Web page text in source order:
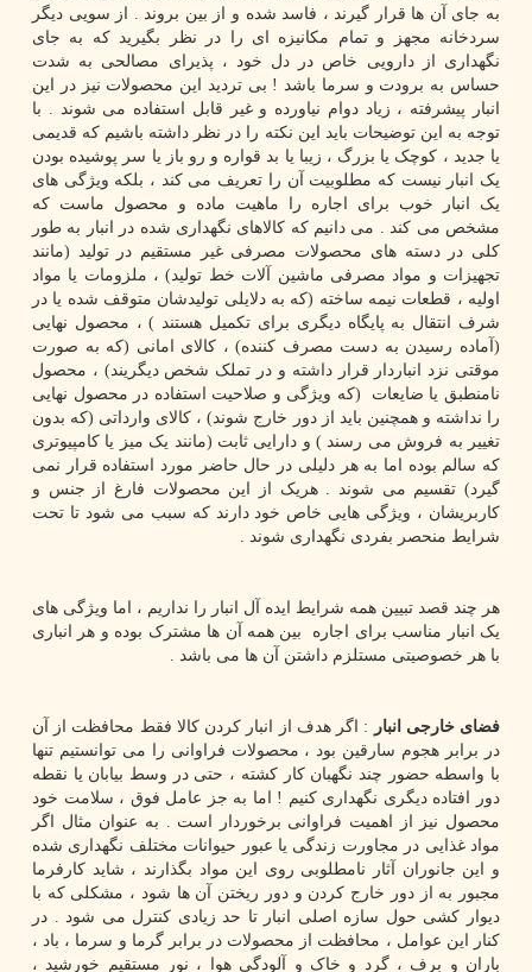
به جای آن ها قرار گیرند ، فاسد شده و از بین بروند . از سویی دیگر
سردخانه مجهز و تمام مکانیزه ای را در نظر بگیرید که به جای
نگهداری از دارویی خاص در دل خود ، پذیرای مصالحی به شدت
حساس به برودت و سرما باشد ! بی تردید این محصولات نیز در این
انبار پیشرفته ، زیاد دوام نیاورده و غیر قابل استفاده می شوند . با
توجه به این توضیحات باید این نکته را در نظر داشته باشیم که قدیمی
یا جدید ، کوچک یا بزرگ ، زیبا یا بد قواره و رو باز یا سر پوشیده بودن
یک انبار نیست که مطلوبیت آن را تعریف می کند ، بلکه ویژگی های
یک انبار خوب برای اجاره را ماهیت ماده و محصول ماست که
مشخص می کند . می دانیم که کالاهای نگهداری شده در انبار به طور
کلی در دسته های محصولات مصرفی غیر مستقیم در تولید (مانند
تجهیزات و مواد مصرفی ماشین آلات خط تولید) ، ملزومات یا مواد
اولیه ، قطعات نیمه ساخته (که به دلایلی تولیدشان متوقف شده یا در
شرف انتقال به پایگاه دیگری برای تکمیل هستند ) ، محصول نهایی
(آماده رسیدن به دست مصرف کننده) ، کالای امانی (که به صورت
موقتی نزد انباردار قرار داشته و در تملک شخص دیگریند) ، محصول
نامنطبق یا ضایعات (که ویژگی و صلاحیت استفاده در محصول نهایی
را نداشته و همچنین باید از دور خارج شوند) ، کالای وارداتی (که بدون
تغییر به فروش می رسند ) و دارایی ثابت (مانند یک میز یا کامپیوتری
که سالم بوده اما به هر دلیلی در حال حاضر مورد استفاده قرار نمی
گیرد) تقسیم می شوند . هریک از این محصولات فارغ از جنس و
کاربریشان ، ویژگی هایی خاص خود دارند که سبب می شود تا تحت
شرایط منحصر بفردی نگهداری شوند .
هر چند قصد تبیین همه شرایط ایده آل انبار را نداریم ، اما ویژگی های
یک انبار مناسب برای اجاره بین همه آن ها مشترک بوده و هر انباری
با هر خصوصیتی مستلزم داشتن آن ها می باشد .
فضای خارجی انبار
: اگر هدف از انبار کردن کالا فقط محافظت از آن
در برابر هجوم سارقین بود ، محصولات فراوانی را می توانستیم تنها
با واسطه حضور چند نگهبان کار کشته ، حتی در وسط بیابان یا نقطه
دور افتاده دیگری نگهداری کنیم ! اما به جز عامل فوق ، سلامت خود
محصول نیز از اهمیت فراوانی برخوردار است . به عنوان مثال اگر
مواد غذایی در مجاورت زندگی یا عبور حیوانات مختلف نگهداری شده
و این جانوران آثار نامطلوبی روی این مواد بگذارند ، شاید کارفرما
مجبور به از دور خارج کردن و دور ریختن آن ها شود ، مشکلی که با
دیوار کشی حول سازه اصلی انبار تا حد زیادی کنترل می شود . در
کنار این عوامل ، محافظت از محصولات در برابر گرما و سرما ، باد ،
باران و برف ، گرد و خاک و آلودگی هوا ، نور مستقیم خورشید ،